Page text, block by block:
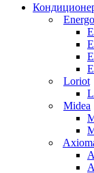
Loriot
Midea